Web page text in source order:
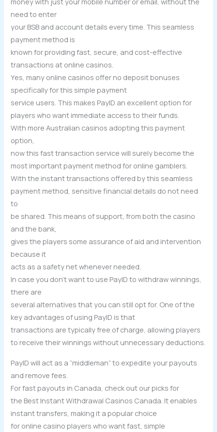
need to enter
your BSB and account details every time. This seamless
payment method is
known for providing fast, secure, and cost-effective
transactions at online casinos.
Yes, many online casinos offer no deposit bonuses
specifically for this simple payment
service users. This makes PayID an excellent option for
players who want immediate access to their funds.
With more Australian casinos adopting this payment
option,
now this fast transaction service will surely become the
most important payment method for online gamblers.
With the instant transactions offered by this seamless
payment method, sensitive financial details do not need
to
be shared. This means of support, from both the casino
and the bank,
gives the players some assurance of aid and intervention
because it
acts as a safety net whenever needed.
In case you don’t want to use PayID to withdraw winnings,
there are
several alternatives that you can still opt for. One of the
key advantages of using PayID is that
transactions are typically free of charge, allowing players
to receive their winnings without unnecessary deductions.
PayID will act as a “middleman” to expedite your payouts
and remove fees.
For fast payouts in Canada, check out our picks for
the Best Instant Withdrawal Casinos Canada. It enables
instant transfers, making it a popular choice
for online casino players who want fast, simple